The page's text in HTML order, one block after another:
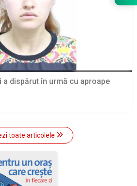
a dispărut în urmă cu aproape
toate articolele